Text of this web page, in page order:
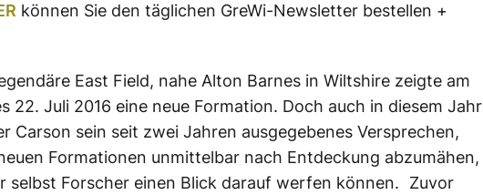
können Sie den täglichen GreWi-Newsletter bestellen +
East Field, nahe Alton Barnes in Wiltshire zeigte am
22. Juli 2016 eine neue Formation. Doch auch in diesem Jahr
Carson sein seit zwei Jahren ausgegebenes Versprechen,
Formationen unmittelbar nach Entdeckung abzumähen,
selbst Forscher einen Blick darauf werfen können. Zuvor